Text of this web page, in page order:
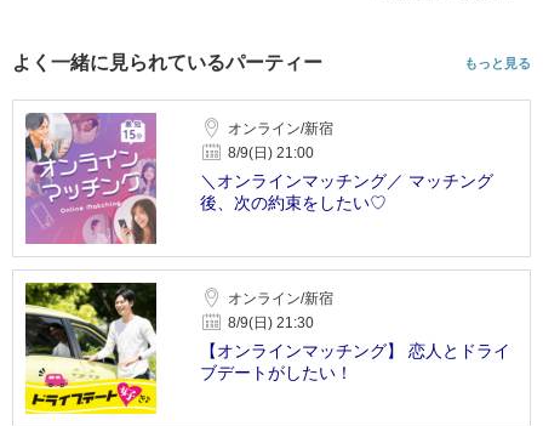
よく一緒に見られているパーティー もっと見る
オンライン/新宿
8/9(日) 21:00
＼オンラインマッチング／ マッチング
後、次の約束をしたい♡
オンライン/新宿
8/9(日) 21:30
【オンラインマッチング】 恋人とドライ
ブデートがしたい！